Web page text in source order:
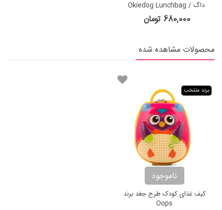
داگ Okiedog Lunchbag /
Cooling Bag
680,000 تومان
محصولات مشاهده شده
برند منتخب
ناموجود
كيف غذای کودک طرح جغد برند
Oops